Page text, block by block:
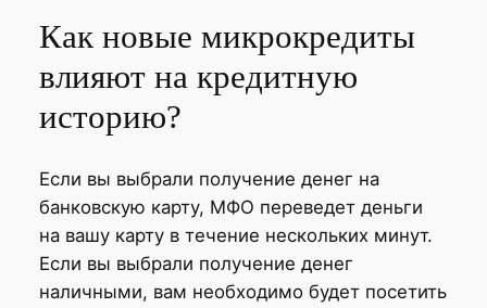
Как новые микрокредиты
влияют на кредитную
историю?
Если вы выбрали получение денег на
банковскую карту, МФО переведет деньги
на вашу карту в течение нескольких минут.
Если вы выбрали получение денег
наличными, вам необходимо будет посетить